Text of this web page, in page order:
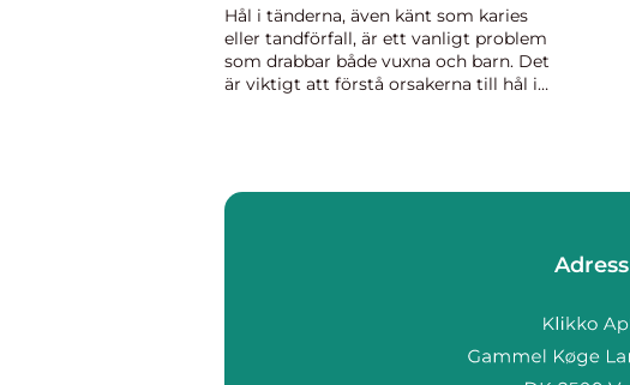
Hål i tänderna, även känt som karies
eller tandförfall, är ett vanligt problem
som drabbar både vuxna och barn. Det
är viktigt att förstå orsakerna till hål i
Adress